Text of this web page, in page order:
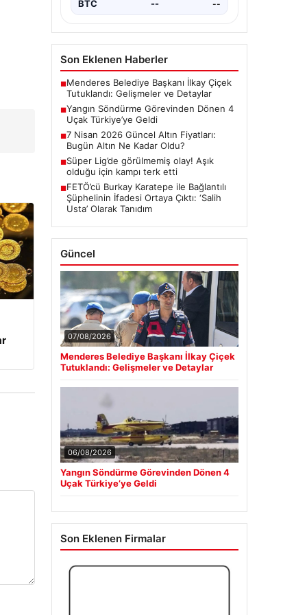
BTC -- --
Son Eklenen Haberler
■Menderes Belediye Başkanı İlkay Çiçek
Tutuklandı: Gelişmeler ve Detaylar
■Yangın Söndürme Görevinden Dönen 4
Uçak Türkiye’ye Geldi
■7 Nisan 2026 Güncel Altın Fiyatları:
Bugün Altın Ne Kadar Oldu?
■Süper Lig’de görülmemiş olay! Aşık
olduğu için kampı terk etti
■FETÖ’cü Burkay Karatepe ile Bağlantılı
Şüphelinin İfadesi Ortaya Çıktı: ‘Salih
Usta’ Olarak Tanıdım
Güncel
07/08/2026
Menderes Belediye Başkanı İlkay Çiçek
Tutuklandı: Gelişmeler ve Detaylar
06/08/2026
Yangın Söndürme Görevinden Dönen 4
Uçak Türkiye’ye Geldi
Son Eklenen Firmalar